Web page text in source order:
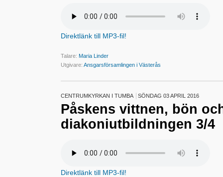
Direktlänk till MP3-fil!
Talare: Maria Linder
Utgivare: Ansgarsförsamlingen i Västerås
CENTRUMKYRKAN I TUMBA SÖNDAG 03 APRIL 2016
Påskens vittnen, bön
diakoniutbildningen 3/4
Direktlänk till MP3-fil!